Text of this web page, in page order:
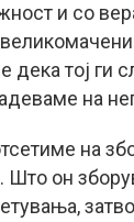
и со
дека тој ги
на
на
Што он